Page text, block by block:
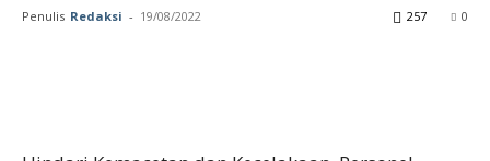
Penulis Redaksi - 19/08/2022 0
257